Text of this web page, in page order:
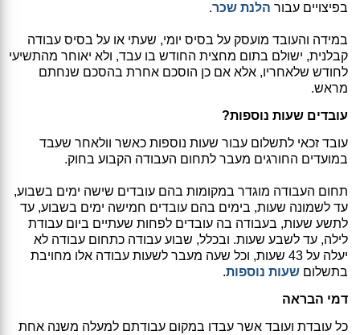
בפיצויים עבור הלנת שכר.
במידה והעובד מועסק על בסיס יומי, שעתי או על בסיס עבודה
קבלנית, ישולם בתום מחצית החודש בו עבד, ולא יאוחר מהתשיעי
לחודש שלאחריו, אלא אם כן הוסכם אחרת בהסכם שנחתם
מראש.
עובדים שעות נוספות?
עובד זכאי לתשלום עבור שעות נוספות כאשר וולאחר שעבד
במועדים החורגים מעבר לתחום העבודה הקבוע בחוק.
תחום העבודה מוגדר במקומות בהם עובדים שישה ימים בשבוע,
עד לשמונה שעות, בימים בהם עובדים חמישה ימים בשבוע, עד
לתשע שעות, בעבודה בה עובדים לפחות שעתיים ביום עבודת
לילה, עד לשבע שעות. ובכלל, שבוע עבודה כתחום עבודה לא
יעלה על 43 שעות, וכל שעה מעבר לשעות עבודה אלו מחויבת
בתשלום שעות נוספות.
דמי הבראה
כל עובדת ועובד אשר עבדו במקום עבודתם למעלה משנה אחת